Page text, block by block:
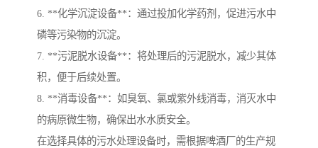
6. **化学沉淀设备**：通过投加化学药剂，促进污水中
磷等污染物的沉淀。
7. **污泥脱水设备**：将处理后的污泥脱水，减少其体
积，便于后续处置。
8. **消毒设备**：如臭氧、氯或紫外线消毒，消灭水中
的病原微生物，确保出水水质安全。
在选择具体的污水处理设备时，需根据啤酒厂的生产规